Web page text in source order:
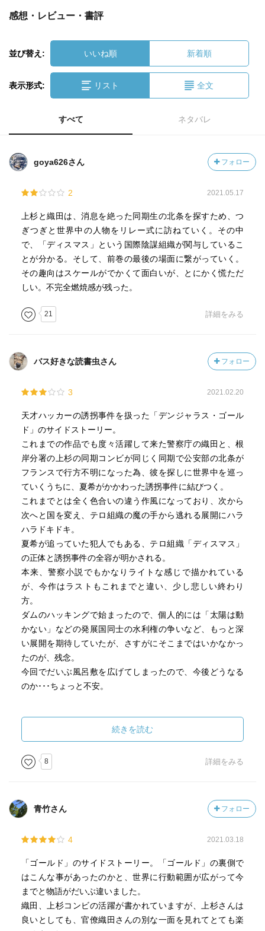
感想・レビュー・書評
並び替え: いいね順 新着順
表示形式: リスト 全文
すべて ネタバレ
goya626さん フォロー
2 2021.05.17
上杉と織田は、消息を絶った同期生の北条を探すため、つ
ぎつぎと世界中の人物をリレー式に訪ねていく。その中
で、「ディスマス」という国際陰謀組織が関与しているこ
とが分かる。そして、前巻の最後の場面に繋がっていく。
その趣向はスケールがでかくて面白いが、とにかく慌ただ
しい。不完全燃焼感が残った。
21 詳細をみる
バス好きな読書虫さん フォロー
3 2021.02.20
天才ハッカーの誘拐事件を扱った「デンジャラス・ゴール
ド」のサイドストーリー。
これまでの作品でも度々活躍して来た警察庁の織田と、根
岸分署の上杉の同期コンビが同じく同期で公安部の北条が
フランスで行方不明になった為、彼を探しに世界中を巡っ
ていくうちに、夏希がかかわった誘拐事件に結びつく。
これまでとは全く色合いの違う作風になっており、次から
次へと国を変え、テロ組織の魔の手から逃れる展開にハラ
ハラドキドキ。
夏希が追っていた犯人でもある、テロ組織「ディスマス」
の正体と誘拐事件の全容が明かされる。
本来、警察小説でもかなりライトな感じで描かれている
が、今作はラストもこれまでと違い、少し悲しい終わり
方。
ダムのハッキングで始まったので、個人的には「太陽は動
かない」などの発展国同士の水利権の争いなど、もっと深
い展開を期待していたが、さすがにそこまではいかなかっ
たのが、残念。
今回でだいぶ風呂敷を広げてしまったので、今後どうなる
のか･･･ちょっと不安。
続きを読む
8 詳細をみる
青竹さん フォロー
4 2021.03.18
「ゴールド」のサイドストーリー。「ゴールド」の裏側で
はこんな事があったのかと、世界に行動範囲が広がって今
までと物語がだいぶ違いました。
織田、上杉コンビの活躍が書かれていますが、上杉さんは
良いとしても、官僚織田さんの別な一面を見れてとても楽